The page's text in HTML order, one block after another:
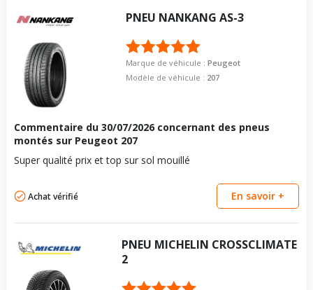
PNEU NANKANG AS-3
Marque de véhicule : Peugeot
Modèle de véhicule : 207
Commentaire du 30/07/2026 concernant des pneus
montés sur Peugeot 207
Super qualité prix et top sur sol mouillé
Achat vérifié En savoir +
PNEU MICHELIN CROSSCLIMATE
2